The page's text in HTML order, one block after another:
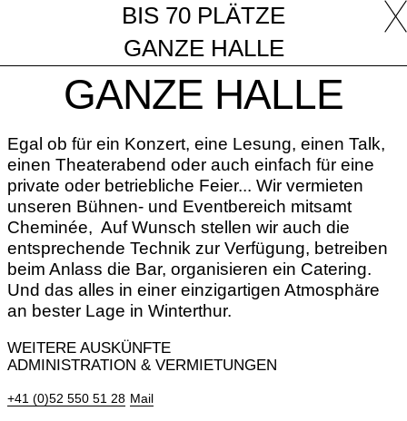
BIS 70 PLÄTZE
GANZE HALLE
GANZE HALLE
Egal ob für ein Konzert, eine Lesung, einen Talk,
einen Theaterabend oder auch einfach für eine
private oder betriebliche Feier... Wir vermieten
unseren Bühnen- und Eventbereich mitsamt
Cheminée, Auf Wunsch stellen wir auch die
entsprechende Technik zur Verfügung, betreiben
beim Anlass die Bar, organisieren ein Catering.
Und das alles in einer einzigartigen Atmosphäre
an bester Lage in Winterthur.
WEITERE AUSKÜNFTE
ADMINISTRATION & VERMIETUNGEN
+41 (0)52 550 51 28 Mail